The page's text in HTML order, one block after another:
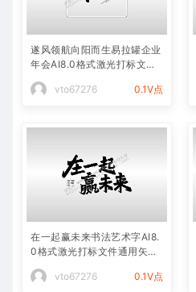
遂风领航向阳而生易拉罐企业
年会AI8.0格式激光打标文件
vto67276
0.1V点
在一起赢未来书法艺术字AI8.
0格式激光打标文件通用矢量
vto67276
0.1V点